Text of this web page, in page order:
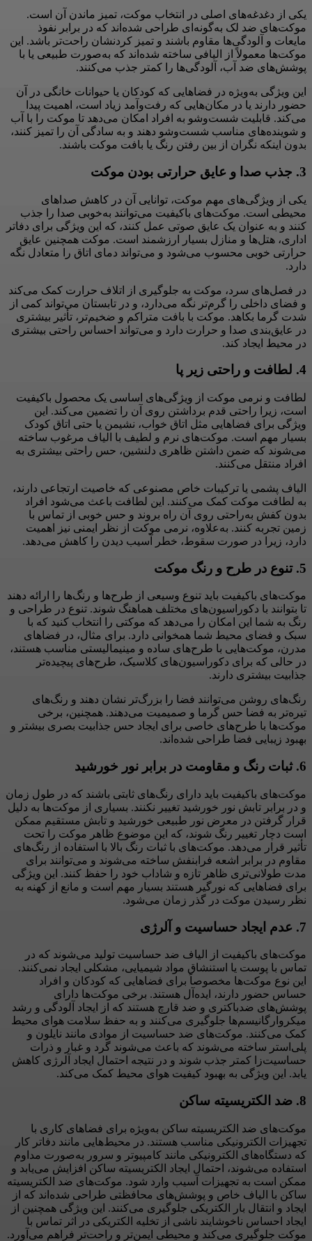
یکی از دغدغه‌های اصلی در انتخاب موکت، تمیز ماندن آن است.
موکت‌های ضد لک به‌گونه‌ای طراحی شده‌اند که در برابر نفوذ
مایعات و آلودگی‌ها مقاوم باشند و تمیز کردنشان راحت‌تر باشد. این
موکت‌ها معمولاً از الیافی ساخته شده‌اند که به‌صورت طبیعی یا با
پوشش‌های ضد آب، آلودگی‌ها را کمتر جذب می‌کنند.
این ویژگی به‌ویژه در فضاهایی که کودکان یا حیوانات خانگی در آن
حضور دارند یا در مکان‌هایی که رفت‌وآمد زیاد است، اهمیت پیدا
می‌کند. قابلیت شست‌وشو به افراد امکان می‌دهد تا موکت را با آب
و شوینده‌های مناسب شست‌وشو دهند و به سادگی آن را تمیز کنند،
بدون اینکه نگران از بین رفتن رنگ یا بافت موکت باشند.
3. جذب صدا و عایق حرارتی بودن موکت
یکی از ویژگی‌های مهم موکت، توانایی آن در کاهش صداهای
محیطی است. موکت‌های باکیفیت می‌توانند به‌خوبی صدا را جذب
کنند و به عنوان یک عایق صوتی عمل کنند، که این ویژگی برای دفاتر
اداری، هتل‌ها و منازل بسیار ارزشمند است. موکت همچنین عایق
حرارتی خوبی محسوب می‌شود و می‌تواند دمای اتاق را متعادل نگه
دارد.
در فصل‌های سرد، موکت به جلوگیری از اتلاف حرارت کمک می‌کند
و فضای داخلی را گرم‌تر نگه می‌دارد، و در تابستان می‌تواند کمی از
شدت گرما بکاهد. موکت با بافت متراکم و ضخیم‌تر، تأثیر بیشتری
در عایق‌بندی صدا و حرارت دارد و می‌تواند احساس راحتی بیشتری
در محیط ایجاد کند.
4. لطافت و راحتی زیر پا
لطافت و نرمی موکت از ویژگی‌های اساسی یک محصول باکیفیت
است، زیرا راحتی قدم برداشتن روی آن را تضمین می‌کند. این
ویژگی برای فضاهایی مثل اتاق خواب، نشیمن یا حتی اتاق کودک
بسیار مهم است. موکت‌های نرم و لطیف با الیاف مرغوب ساخته
می‌شوند که ضمن داشتن ظاهری دلنشین، حس راحتی بیشتری به
افراد منتقل می‌کنند.
الیاف پشمی یا ترکیبات خاص مصنوعی که خاصیت ارتجاعی دارند،
به لطافت موکت کمک می‌کنند. این لطافت باعث می‌شود افراد
بدون کفش به‌راحتی روی آن راه بروند و حس خوبی از تماس با
زمین تجربه کنند. به‌علاوه، نرمی موکت از نظر ایمنی نیز اهمیت
دارد، زیرا در صورت سقوط، خطر آسیب دیدن را کاهش می‌دهد.
5. تنوع در طرح و رنگ موکت
موکت‌های باکیفیت باید تنوع وسیعی از طرح‌ها و رنگ‌ها را ارائه دهند
تا بتوانند با دکوراسیون‌های مختلف هماهنگ شوند. تنوع در طراحی و
رنگ به شما این امکان را می‌دهد که موکتی را انتخاب کنید که با
سبک و فضای محیط شما همخوانی دارد. برای مثال، در فضاهای
مدرن، موکت‌هایی با طرح‌های ساده و مینیمالیستی مناسب هستند،
در حالی که برای دکوراسیون‌های کلاسیک، طرح‌های پیچیده‌تر
جذابیت بیشتری دارند.
رنگ‌های روشن می‌توانند فضا را بزرگ‌تر نشان دهند و رنگ‌های
تیره‌تر به فضا حس گرما و صمیمیت می‌دهند. همچنین، برخی
موکت‌ها با طرح‌های خاصی برای ایجاد حس جذابیت بصری بیشتر و
بهبود زیبایی فضا طراحی شده‌اند.
6. ثبات رنگ و مقاومت در برابر نور خورشید
موکت‌های باکیفیت باید دارای رنگ‌های ثابتی باشند که در طول زمان
و در برابر تابش نور خورشید تغییر نکنند. بسیاری از موکت‌ها به دلیل
قرار گرفتن در معرض نور طبیعی خورشید و تابش مستقیم ممکن
است دچار تغییر رنگ شوند، که این موضوع ظاهر موکت را تحت
تأثیر قرار می‌دهد. موکت‌های با ثبات رنگ بالا با استفاده از رنگ‌های
مقاوم در برابر اشعه فرابنفش ساخته می‌شوند و می‌توانند برای
مدت طولانی‌تری ظاهر تازه و شاداب خود را حفظ کنند. این ویژگی
برای فضاهایی که نورگیر هستند بسیار مهم است و مانع از کهنه به
نظر رسیدن موکت در گذر زمان می‌شود.
7. عدم ایجاد حساسیت و آلرژی
موکت‌های باکیفیت از الیاف ضد حساسیت تولید می‌شوند که در
تماس با پوست یا استنشاق مواد شیمیایی، مشکلی ایجاد نمی‌کنند.
این نوع موکت‌ها مخصوصاً برای فضاهایی که کودکان و افراد
حساس حضور دارند، ایده‌آل هستند. برخی موکت‌ها دارای
پوشش‌های ضدباکتری و ضد قارچ هستند که از ایجاد آلودگی و رشد
میکروارگانیسم‌ها جلوگیری می‌کنند و به حفظ سلامت هوای محیط
کمک می‌کنند. موکت‌های ضد حساسیت از موادی مانند نایلون و
پلی‌استر ساخته می‌شوند که باعث می‌شوند گرد و غبار و ذرات
حساسیت‌زا کمتر جذب شوند و در نتیجه احتمال ایجاد آلرژی کاهش
یابد. این ویژگی به بهبود کیفیت هوای محیط کمک می‌کند.
8. ضد الکتریسیته ساکن
موکت‌های ضد الکتریسیته ساکن به‌ویژه برای فضاهای کاری با
تجهیزات الکترونیکی مناسب هستند. در محیط‌هایی مانند دفاتر کار
که دستگاه‌های الکترونیکی مانند کامپیوتر و سرور به‌صورت مداوم
استفاده می‌شوند، احتمال ایجاد الکتریسیته ساکن افزایش می‌یابد و
ممکن است به تجهیزات آسیب وارد شود. موکت‌های ضد الکتریسیته
ساکن با الیاف خاص و پوشش‌های محافظتی طراحی شده‌اند که از
ایجاد و انتقال بار الکتریکی جلوگیری می‌کنند. این ویژگی همچنین از
ایجاد احساس ناخوشایند ناشی از تخلیه الکتریکی در اثر تماس با
موکت جلوگیری می‌کند و محیطی ایمن‌تر و راحت‌تر فراهم می‌آورد.